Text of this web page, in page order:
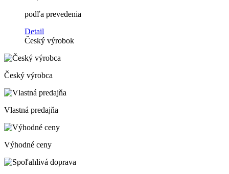
podľa prevedenia
Detail
Český výrobok
Český výrobca
Vlastná predajňa
Výhodné ceny